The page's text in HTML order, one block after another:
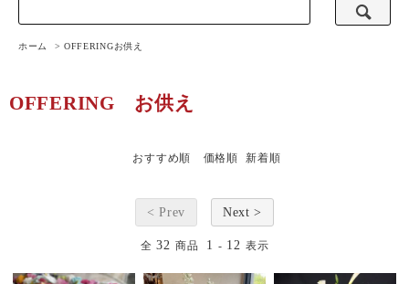
ホーム > OFFERINGお供え
OFFERING お供え
おすすめ順 価格順 新着順
< Prev Next >
全 32 商品 1 - 12 表示